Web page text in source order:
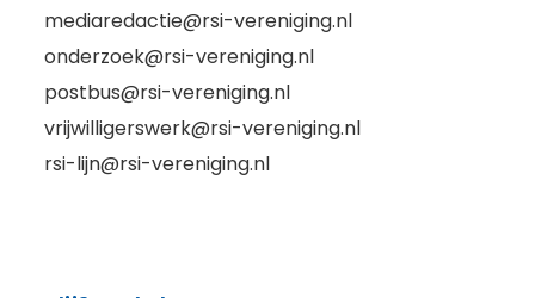
mediaredactie@rsi-vereniging.nl
onderzoek@rsi-vereniging.nl
postbus@rsi-vereniging.nl
vrijwilligerswerk@rsi-vereniging.nl
rsi-lijn@rsi-vereniging.nl